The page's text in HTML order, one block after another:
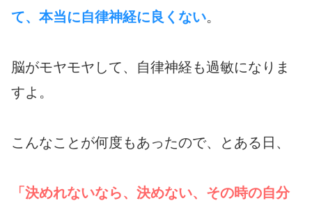
て、本当に自律神経に良くない。
脳がモヤモヤして、自律神経も過敏になりま
すよ。
こんなことが何度もあったので、とある日、
「決めれないなら、決めない、その時の自分